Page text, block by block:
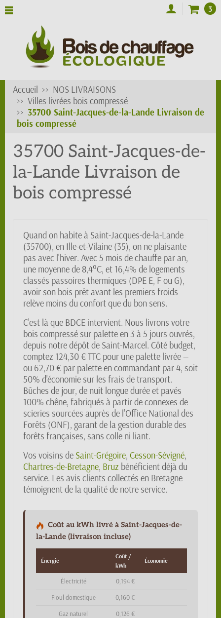
3
Accueil
NOS LIVRAISONS
Villes livrées bois compressé
35700 Saint-Jacques-de-la-Lande Livraison de
bois compressé
35700 Saint-Jacques-de-
la-Lande Livraison de
bois compressé
Quand on habite à Saint-Jacques-de-la-Lande
(35700), en Ille-et-Vilaine (35), on ne plaisante
pas avec l'hiver. Avec 5 mois de chauffe par an,
une moyenne de 8,4°C, et 16,4% de logements
classés passoires thermiques (DPE E, F ou G),
avoir son bois prêt avant les premiers froids
relève moins du confort que du bon sens.
C'est là que BDCE intervient. Nous livrons votre
bois compressé sur palette en 3 à 5 jours ouvrés,
depuis notre dépôt de Saint-Marcel. Côté budget,
comptez 124,30 € TTC pour une palette livrée —
ou 62,70 € par palette en commandant par 4, soit
50% d'économie sur les frais de transport.
Bûches de jour, de nuit longue durée et pavés
100% chêne, fabriqués à partir de connexes de
scieries sourcées auprès de l'Office National des
Forêts (ONF), garant de la gestion durable des
forêts françaises, sans colle ni liant.
Vos voisins de Saint-Grégoire, Cesson-Sévigné,
Chartres-de-Bretagne, Bruz bénéficient déjà du
service. Les avis clients collectés en Bretagne
témoignent de la qualité de notre service.
Coût au kWh livré à Saint-Jacques-de-
la-Lande (livraison incluse)
Énergie
Coût /
kWh
Économie
Électricité 0,194 €
Fioul domestique 0,160 €
Gaz naturel 0,126 €